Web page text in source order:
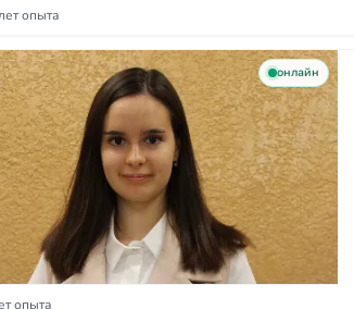
опыта
онлайн
опыта